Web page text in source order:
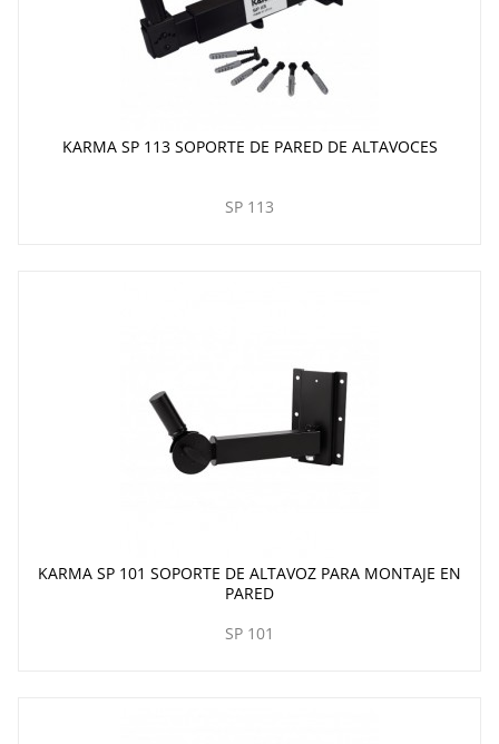
KARMA SP 113 SOPORTE DE PARED DE ALTAVOCES
SP 113
KARMA SP 101 SOPORTE DE ALTAVOZ PARA MONTAJE EN
PARED
SP 101